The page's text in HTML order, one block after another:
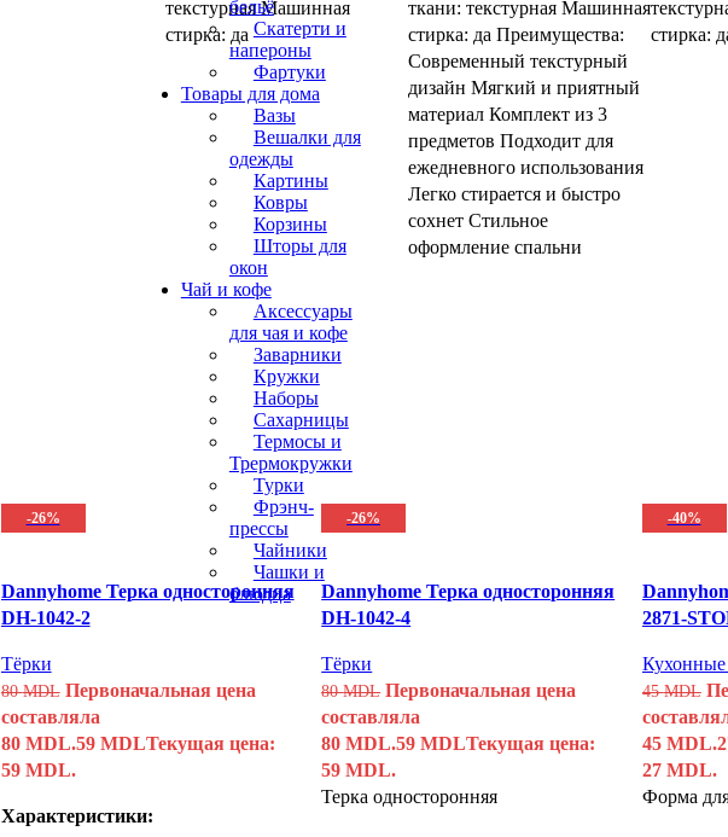
бельё
Скатерти и
напероны
Фартуки
Товары для дома
Вазы
Вешалки для
одежды
Картины
Ковры
Корзины
Шторы для
окон
Чай и кофе
Аксессуары
для чая и кофе
Заварники
Кружки
Наборы
Сахарницы
Термосы и
Трермокружки
Турки
Фрэнч-
прессы
Чайники
Чашки и
блюдца
текстурная Машинная
стирка: да
ткани: текстурная Машинная
стирка: да Преимущества:
Современный текстурный
дизайн Мягкий и приятный
материал Комплект из 3
предметов Подходит для
ежедневного использования
Легко стирается и быстро
сохнет Стильное
оформление спальни
стирка:
-26%
Dannyhome Терка односторонняя
DH-1042-2
Тёрки
80MDL Первоначальная цена
составляла
80 MDL.59 MDLТекущая цена:
59 MDL.
Характеристики:
-26%
Dannyhome Терка односторонняя
DH-1042-4
Тёрки
80MDL Первоначальная цена
составляла
80 MDL.59MDLТекущая цена:
59 MDL.
Терка односторонняя
-40%
2871-
45MDL
45 MDL.
27 MDL.
Форма